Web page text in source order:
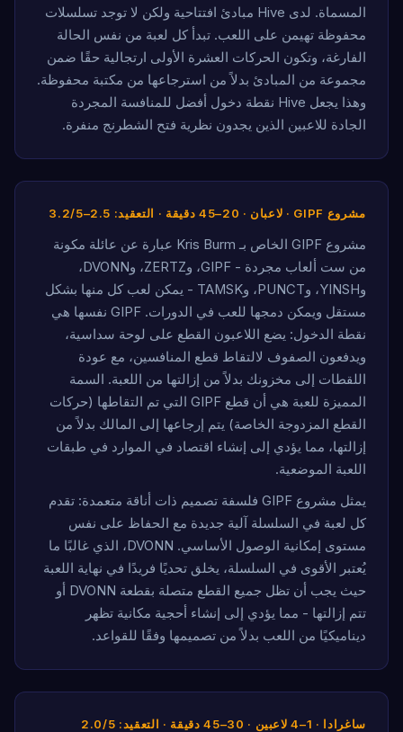
المسماة. لدى Hive مبادئ افتتاحية ولكن لا توجد تسلسلات
محفوظة تهيمن على اللعب. تبدأ كل لعبة من نفس الحالة
الفارغة، وتكون الحركات العشرة الأولى ارتجالية حقًا ضمن
مجموعة من المبادئ بدلاً من استرجاعها من مكتبة محفوظة.
وهذا يجعل Hive نقطة دخول أفضل للمنافسة المجردة
الجادة للاعبين الذين يجدون نظرية فتح الشطرنج منفرة.
مشروع GIPF · لاعبان · 20–45 دقيقة · التعقيد: 2.5–3.2/5
مشروع GIPF الخاص بـ Kris Burm عبارة عن عائلة مكونة
من ست ألعاب مجردة - GIPF، وZERTZ، وDVONN،
وYINSH، وPUNCT، وTAMSK - يمكن لعب كل منها بشكل
مستقل ويمكن دمجها للعب في الدورات. GIPF نفسها هي
نقطة الدخول: يضع اللاعبون القطع على لوحة سداسية،
ويدفعون الصفوف لالتقاط قطع المنافسين، مع عودة
اللقطات إلى مخزونك بدلاً من إزالتها من اللعبة. السمة
المميزة للعبة هي أن قطع GIPF التي تم التقاطها (حركات
القطع المزدوجة الخاصة) يتم إرجاعها إلى المالك بدلاً من
إزالتها، مما يؤدي إلى إنشاء اقتصاد في الموارد في طبقات
اللعبة الموضعية.
يمثل مشروع GIPF فلسفة تصميم ذات أناقة متعمدة: تقدم
كل لعبة في السلسلة آلية جديدة مع الحفاظ على نفس
مستوى إمكانية الوصول الأساسي. DVONN، الذي غالبًا ما
يُعتبر الأقوى في السلسلة، يخلق تحديًا فريدًا في نهاية اللعبة
حيث يجب أن تظل جميع القطع متصلة بقطعة DVONN أو
تتم إزالتها - مما يؤدي إلى إنشاء أحجية مكانية تظهر
ديناميكيًا من اللعب بدلاً من تصميمها وفقًا للقواعد.
ساغرادا · 1–4 لاعبين · 30–45 دقيقة · التعقيد: 2.0/5